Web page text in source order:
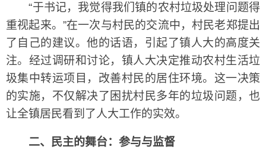
“于书记，我觉得我们镇的农村垃圾处理问题得
重视起来。”在一次与村民的交流中，村民老郑提出
了自己的建议。他的话语，引起了镇人大的高度关
注。经过调研和讨论，镇人大决定推动农村生活垃
圾集中转运项目，改善村民的居住环境。这一决策
的实施，不仅解决了困扰村民多年的垃圾问题，也
让全镇居民看到了人大工作的实效。
二、民主的舞台：参与与监督